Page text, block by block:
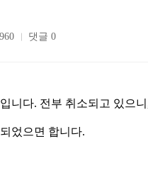
댓글 0
니다. 전부 취소되고 있으
었으면 합니다.